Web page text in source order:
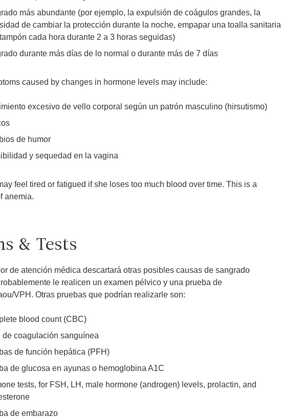
más abundante (por ejemplo, la expulsión de coágulos grandes, la
de cambiar la protección durante la noche, empapar una toalla sanitaria
cada hora durante 2 a 3 horas seguidas)
durante más días de lo normal o durante más de 7 días
caused by changes in hormone levels may include:
excesivo de vello corporal según un patrón masculino (hirsutismo)
de humor
y sequedad en la vagina
feel tired or fatigued if she loses too much blood over time. This is a
anemia.
& Tests
de atención médica descartará otras posibles causas de sangrado
le realicen un examen pélvico y una prueba de
VPH. Otras pruebas que podrían realizarle son:
blood count (CBC)
de coagulación sanguínea
de función hepática (PFH)
de glucosa en ayunas o hemoglobina A1C
tests, for FSH, LH, male hormone (androgen) levels, prolactin, and
de embarazo